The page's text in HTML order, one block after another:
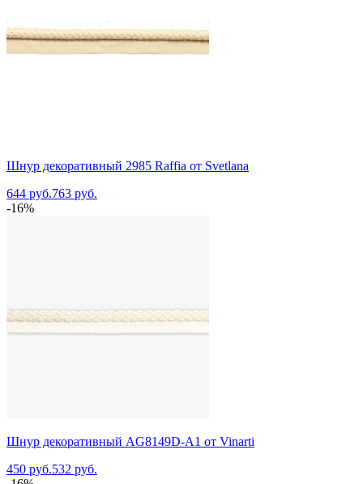
Шнур декоративный 2985 Raffia от Svetlana
644 руб.763 руб.
-16%
Шнур декоративный AG8149D-A1 от Vinarti
450 руб.532 руб.